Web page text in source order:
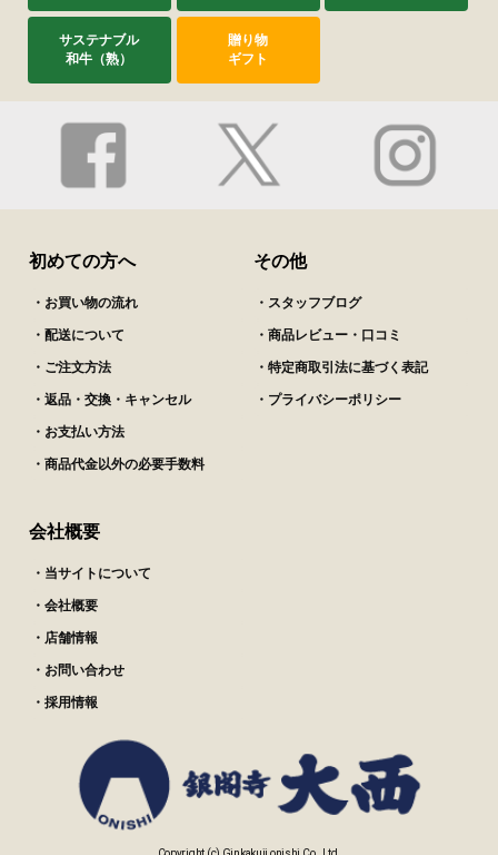
サステナブル
和牛（熟）
贈り物
ギフト
初めての方へ
・お買い物の流れ
・配送について
・ご注文方法
・返品・交換・キャンセル
・お支払い方法
・商品代金以外の必要手数料
その他
・スタッフブログ
・商品レビュー・口コミ
・特定商取引法に基づく表記
・プライバシーポリシー
会社概要
・当サイトについて
・会社概要
・店舗情報
・お問い合わせ
・採用情報